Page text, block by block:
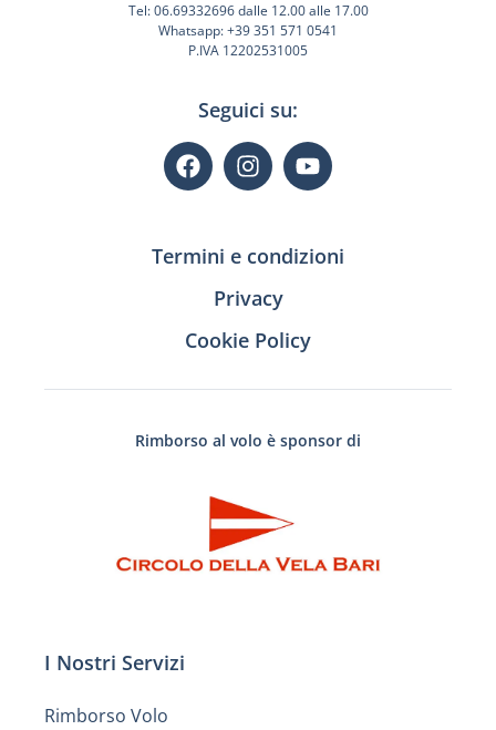
Tel: 06.69332696 dalle 12.00 alle 17.00
Whatsapp: +39 351 571 0541
P.IVA 12202531005
Seguici su:
Termini e condizioni
Privacy
Cookie Policy
Rimborso al volo è sponsor di
I Nostri Servizi
Rimborso Volo